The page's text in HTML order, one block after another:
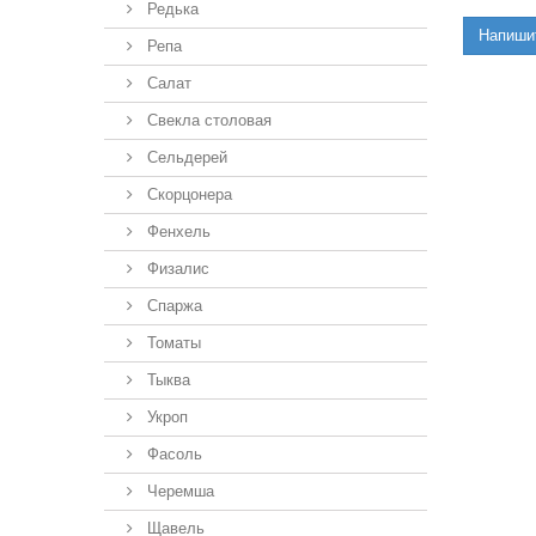
Редька
Репа
Салат
Свекла столовая
Сельдерей
Скорцонера
Фенхель
Физалис
Спаржа
Томаты
Тыква
Укроп
Фасоль
Черемша
Щавель